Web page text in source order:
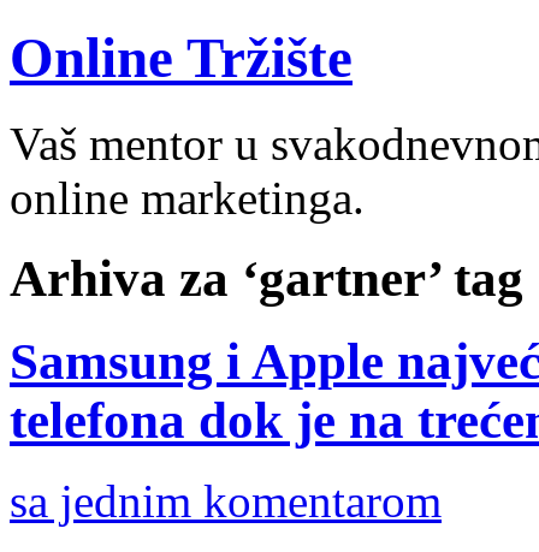
Online Tržište
Vaš mentor u
online marketinga.
Arhiva za ‘gartner’ tag
Samsung i Apple
telefona dok je na
sa jednim komentarom